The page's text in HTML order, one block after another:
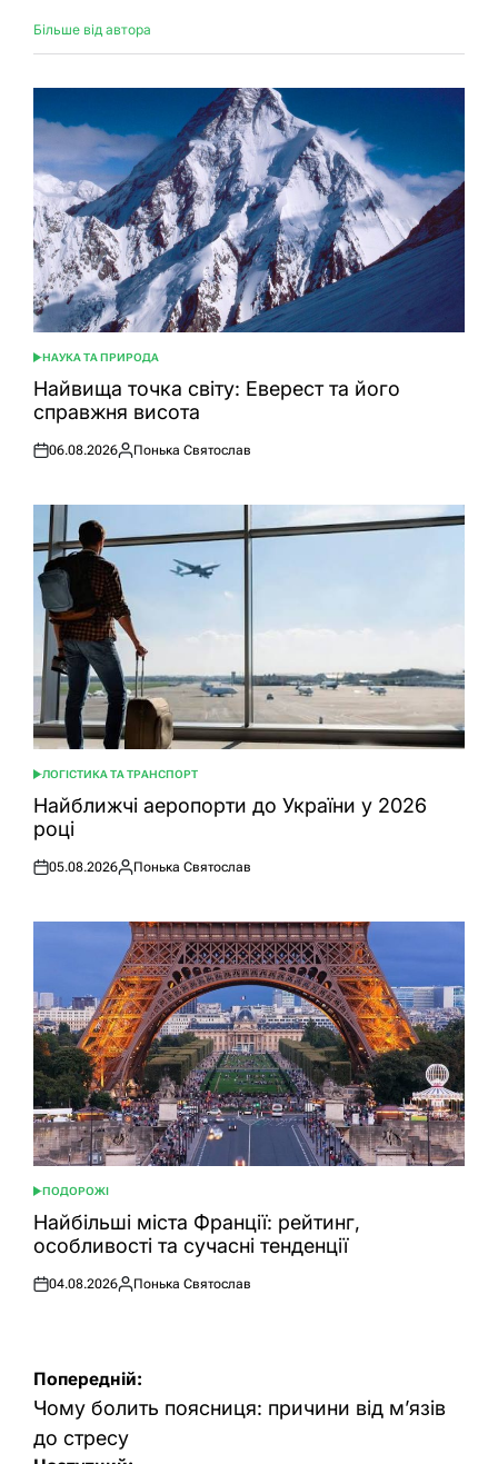
Більше від автора
ОПУБЛІКУВАТИ
У
НАУКА ТА ПРИРОДА
Найвища точка світу: Еверест та його
справжня висота
Оприлюднено
06.08.2026
Опубліковано
Понька Святослав
ОПУБЛІКУВАТИ
У
ЛОГІСТИКА ТА ТРАНСПОРТ
Найближчі аеропорти до України у 2026
році
Оприлюднено
05.08.2026
Опубліковано
Понька Святослав
ОПУБЛІКУВАТИ
У
ПОДОРОЖІ
Найбільші міста Франції: рейтинг,
особливості та сучасні тенденції
Оприлюднено
04.08.2026
Опубліковано
Понька Святослав
Навігація
записів
Попередній:
Чому болить поясниця: причини від м’язів
до стресу